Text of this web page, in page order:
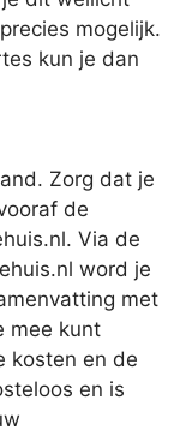
mogelijk.
kun je dan
Zorg dat je
de
Via de
word je
met
mee kunt
kosten en de
en is